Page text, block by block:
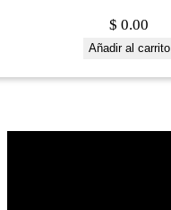
$ 0.00
Añadir al carrito